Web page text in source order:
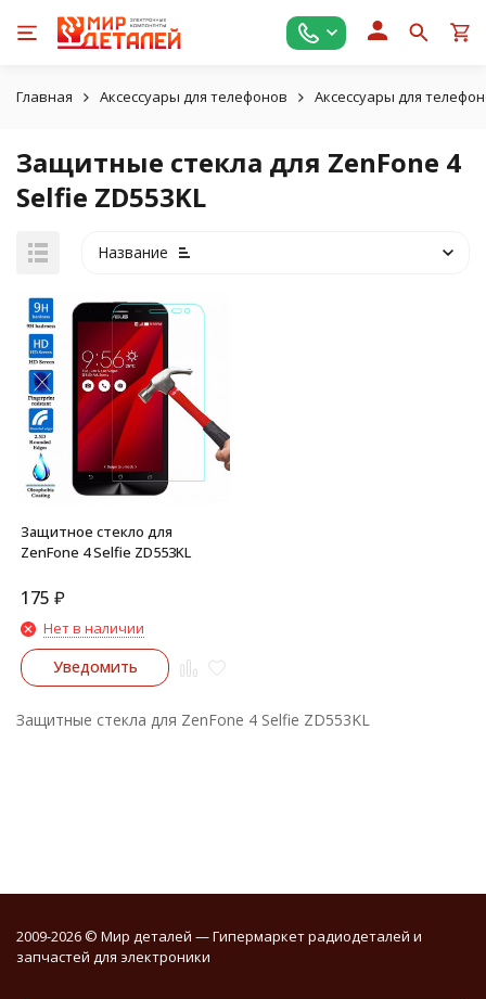
Главная Аксессуары для телефонов Аксессуары для
Защитные стекла для ZenFone 4
Selfie ZD553KL
Название
Защитное стекло для
ZenFone 4 Selfie ZD553KL
175 ₽
Нет в наличии
Уведомить
Защитные стекла для ZenFone 4 Selfie ZD553KL
2009-2026 © Мир деталей — Гипермаркет радиодеталей и
запчастей для электроники